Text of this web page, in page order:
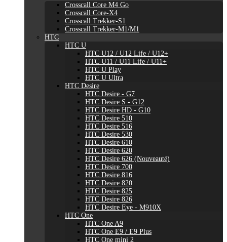
Crosscall Core M4 Go
Crosscall Core-X4
Crosscall Trekker-S1
Crosscall Trekker-M1/M1
HTC
HTC U
HTC U12 / U12 Life / U12+
HTC U11 / U11 Life / U11+
HTC U Play
HTC U Ultra
HTC Desire
HTC Desire - G7
HTC Desire S - G12
HTC Desire HD - G10
HTC Desire 510
HTC Desire 516
HTC Desire 530
HTC Desire 610
HTC Desire 620
HTC Desire 626 (Nouveauté)
HTC Desire 700
HTC Desire 816
HTC Desire 820
HTC Desire 825
HTC Desire 826
HTC Desire Eye - M910X
HTC One
HTC One A9
HTC One E9 / E9 Plus
HTC One mini 2